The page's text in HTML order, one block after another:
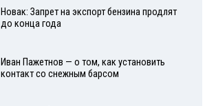
Новак: Запрет на экспорт бензина продлят
до конца года
Иван Пажетнов — о том, как установить
контакт со снежным барсом